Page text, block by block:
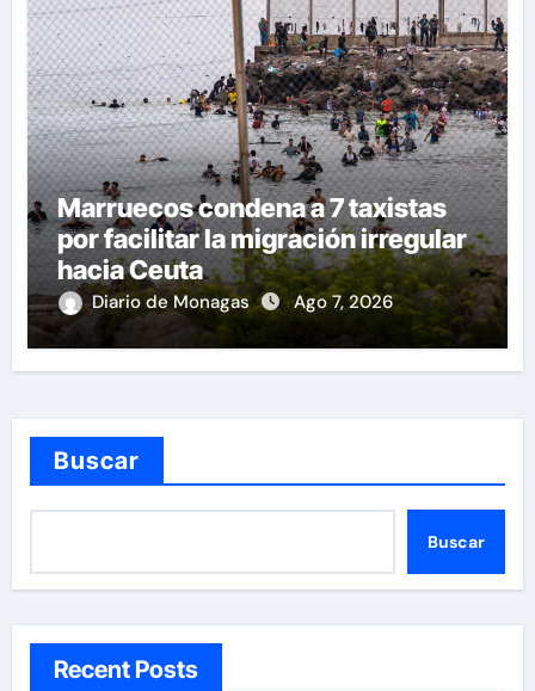
Marruecos condena a 7 taxistas
por facilitar la migración irregular
hacia Ceuta
Diario de Monagas Ago 7, 2026
Buscar
Buscar
Recent Posts